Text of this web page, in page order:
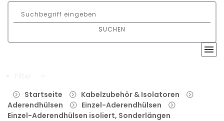
SUCHEN
Startseite
Kabelzubehör & Isolatoren
Aderendhülsen
Einzel-Aderendhülsen
Einzel-Aderendhülsen isoliert, Sonderlängen